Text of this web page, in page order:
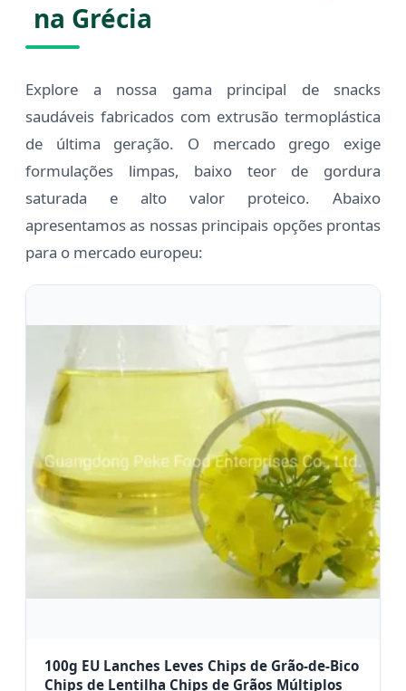
na Grécia
Explore a nossa gama principal de snacks
saudáveis fabricados com extrusão termoplástica
de última geração. O mercado grego exige
formulações limpas, baixo teor de gordura
saturada e alto valor proteico. Abaixo
apresentamos as nossas principais opções prontas
para o mercado europeu:
100g EU Lanches Leves Chips de Grão-de-Bico
Chips de Lentilha Chips de Grãos Múltiplos